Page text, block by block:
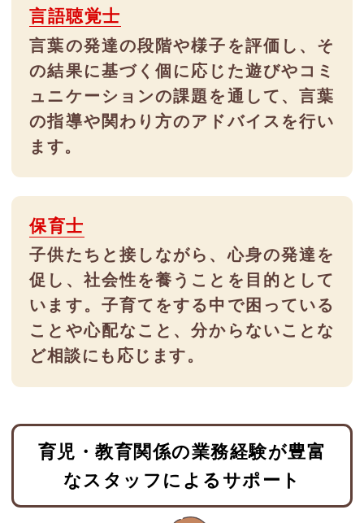
言語聴覚士
言葉の発達の段階や様子を評価し、そ
の結果に基づく個に応じた遊びやコミ
ュニケーションの課題を通して、言葉
の指導や関わり方のアドバイスを行い
ます。
保育士
子供たちと接しながら、心身の発達を
促し、社会性を養うことを目的として
います。子育てをする中で困っている
ことや心配なこと、分からないことな
ど相談にも応じます。
育児・教育関係の業務経験が豊富
なスタッフによるサポート